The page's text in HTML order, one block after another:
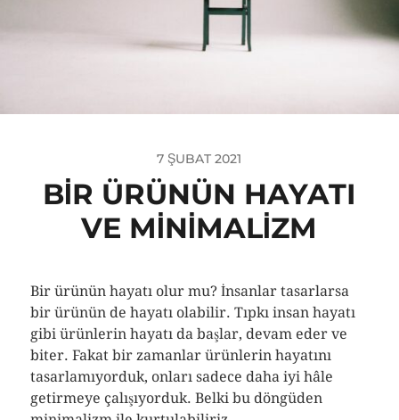
7 ŞUBAT 2021
BIR ÜRÜNÜN HAYATI
VE MINIMALIZM
Bir ürünün hayatı olur mu? İnsanlar tasarlarsa
bir ürünün de hayatı olabilir. Tıpkı insan hayatı
gibi ürünlerin hayatı da başlar, devam eder ve
biter. Fakat bir zamanlar ürünlerin hayatını
tasarlamıyorduk, onları sadece daha iyi hâle
getirmeye çalışıyorduk. Belki bu döngüden